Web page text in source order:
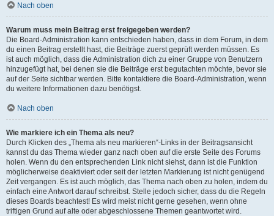
Nach oben
Warum muss mein Beitrag erst freigegeben werden?
Die Board-Administration kann entschieden haben, dass in dem Forum, in dem
du einen Beitrag erstellt hast, die Beiträge zuerst geprüft werden müssen. Es
ist auch möglich, dass die Administration dich zu einer Gruppe von Benutzern
hinzugefügt hat, bei denen sie die Beiträge erst begutachten möchte, bevor sie
auf der Seite sichtbar werden. Bitte kontaktiere die Board-Administration, wenn
du weitere Informationen dazu benötigst.
Nach oben
Wie markiere ich ein Thema als neu?
Durch Klicken des „Thema als neu markieren“-Links in der Beitragsansicht
kannst du das Thema wieder ganz nach oben auf die erste Seite des Forums
holen. Wenn du den entsprechenden Link nicht siehst, dann ist die Funktion
möglicherweise deaktiviert oder seit der letzten Markierung ist nicht genügend
Zeit vergangen. Es ist auch möglich, das Thema nach oben zu holen, indem du
einfach eine Antwort darauf schreibst. Stelle jedoch sicher, dass du die Regeln
dieses Boards beachtest! Es wird meist nicht gerne gesehen, wenn ohne
triftigen Grund auf alte oder abgeschlossene Themen geantwortet wird.